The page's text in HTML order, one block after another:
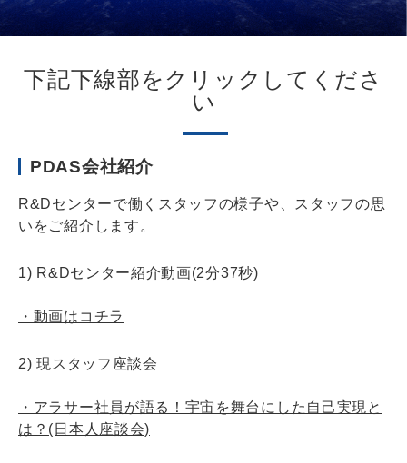
下記下線部をクリックしてくださ
い
PDAS会社紹介
R&Dセンターで働くスタッフの様子や、スタッフの思
いをご紹介します。
1) R&Dセンター紹介動画(2分37秒)
・動画はコチラ
2) 現スタッフ座談会
・アラサー社員が語る！宇宙を舞台にした自己実現と
は？(日本人座談会)